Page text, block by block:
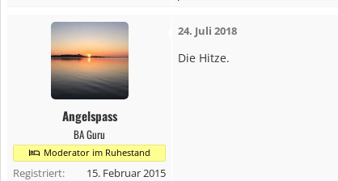
k
t
Angelspass
BA Guru
Moderator im Ruhestand
Registriert
15. Februar 2015
24. Juli 2018
Die Hitze.